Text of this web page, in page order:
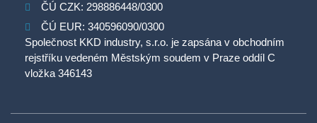
ČÚ CZK: 298886448/0300
ČÚ EUR: 340596090/0300
Společnost KKD industry, s.r.o. je zapsána v obchodním
rejstříku vedeném Městským soudem v Praze oddíl C
vložka 346143